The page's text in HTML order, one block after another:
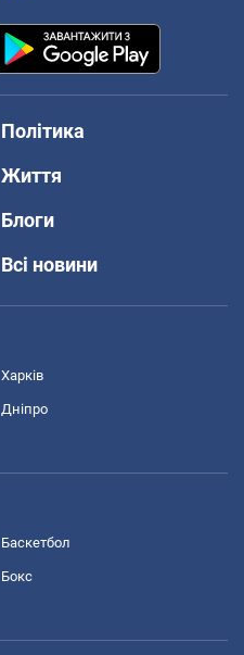
Політика
Життя
Блоги
Всі новини
Харків
Дніпро
Баскетбол
Бокс